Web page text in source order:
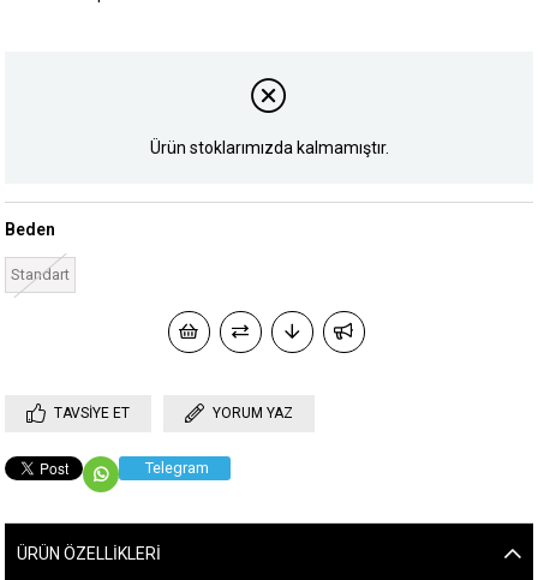
Ürün stoklarımızda kalmamıştır.
Beden
Standart
TAVSIYE ET YORUM YAZ
Telegram
ÜRÜN ÖZELLIKLERI